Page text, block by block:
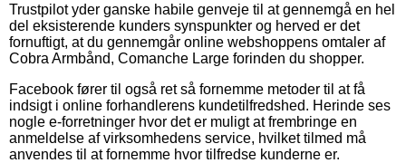
Trustpilot yder ganske habile genveje til at gennemgå en hel
del eksisterende kunders synspunkter og herved er det
fornuftigt, at du gennemgår online webshoppens omtaler af
Cobra Armbånd, Comanche Large forinden du shopper.
Facebook fører til også ret så fornemme metoder til at få
indsigt i online forhandlerens kundetilfredshed. Herinde ses
nogle e-forretninger hvor det er muligt at frembringe en
anmeldelse af virksomhedens service, hvilket tilmed må
anvendes til at fornemme hvor tilfredse kunderne er.